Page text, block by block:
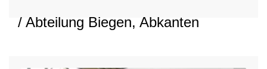
/ Abteilung Biegen, Abkanten